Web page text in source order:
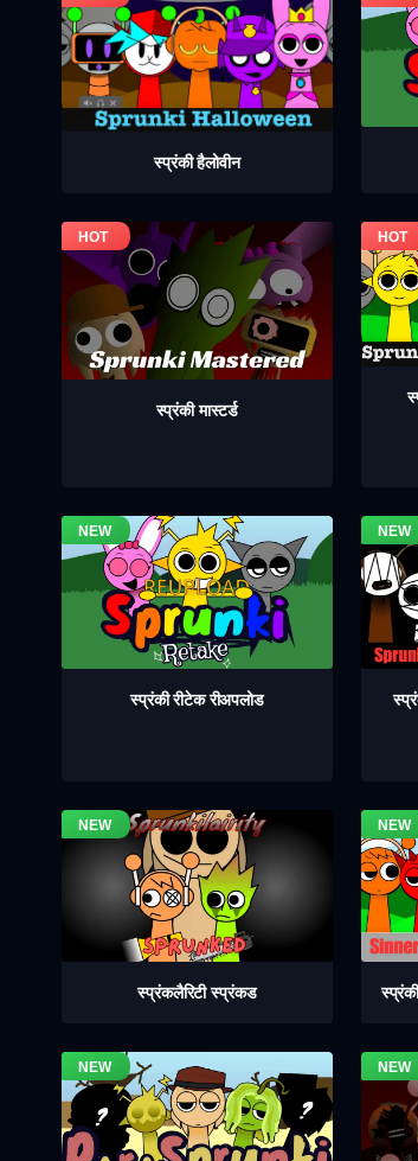
स्प्रंकी हैलोवीन
स्प्रंकी मास्टर्ड
स्प्रंकी रीटेक रीअपलोड
स्प्रंकलैरिटी स्प्रंकड